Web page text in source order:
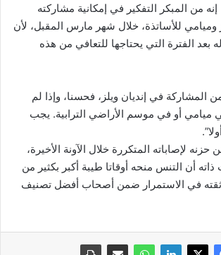
من المبكر التفكير في إمكانية مشاركته
وميامي للأساتذة، خلال شهر مارس المقبل، لأن
بعد الفترة التي يحتاجها للتعافي من هذه
المشاركة في إنديان ويلز، فحسنا، وإذا لم
أو في موسم الأراضي الترابية. يجب
لإصاباته المتكررة خلال الآونة الأخيرة،
أن التنس منحه أوقاتا طيبة أكبر بكثير من
ثقته في الاستمرار ضمن أصحاب أفضل تصنيف